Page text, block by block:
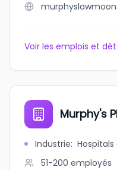
Voir les emplois et
Murphy's
Industrie:
51-200 employés